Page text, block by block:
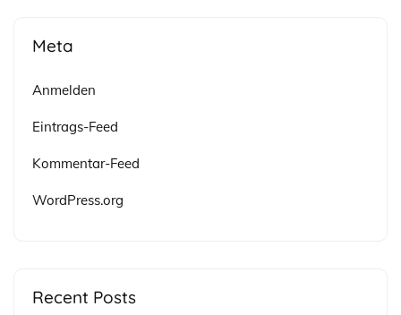
Meta
Anmelden
Eintrags-Feed
Kommentar-Feed
WordPress.org
Recent Posts